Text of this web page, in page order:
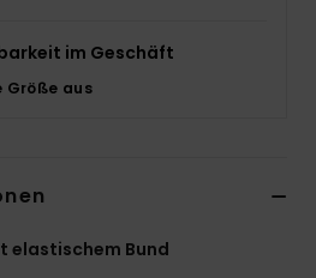
im Geschäft
Größe aus
elastischem Bund